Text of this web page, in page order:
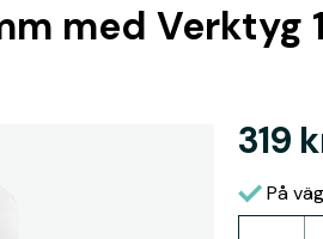
med Verktyg
319
På